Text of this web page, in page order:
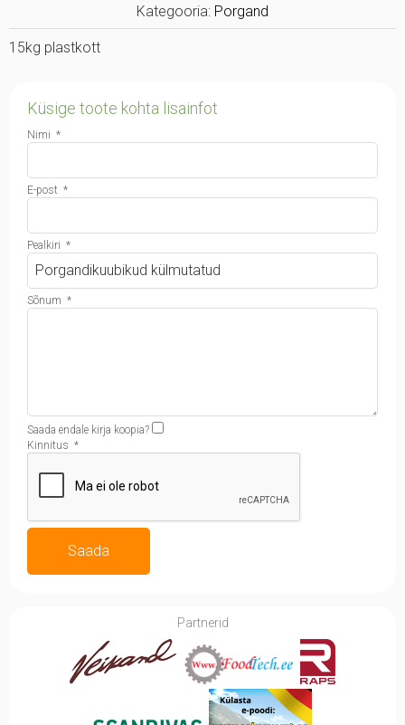
Kategooria: Porgand
15kg plastkott
Küsige toote kohta lisainfot
Nimi *
E-post *
Pealkiri *
Sõnum *
Saada endale kirja koopia?
Kinnitus *
Saada
Partnerid